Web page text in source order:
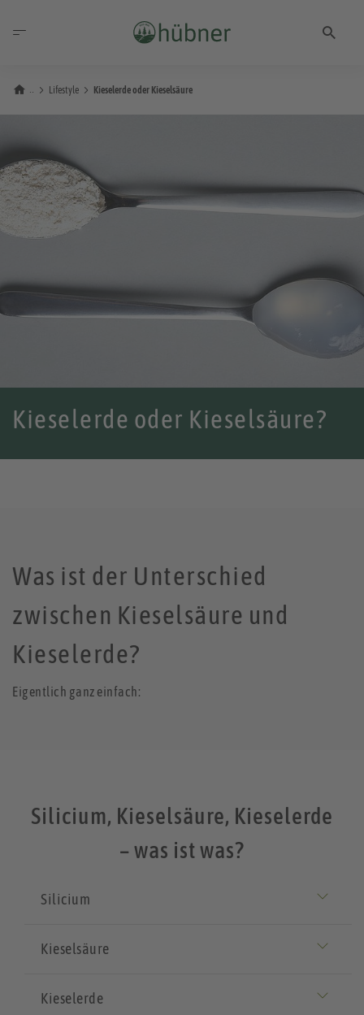
Lifestyle Kieselerde oder Kieselsäure
Kieselerde oder Kieselsäure?
Was ist der Unterschied
zwischen Kieselsäure und
Kieselerde?
Eigentlich ganz einfach:
Silicium, Kieselsäure, Kieselerde
– was ist was?
Silicium
Kieselsäure
Kieselerde